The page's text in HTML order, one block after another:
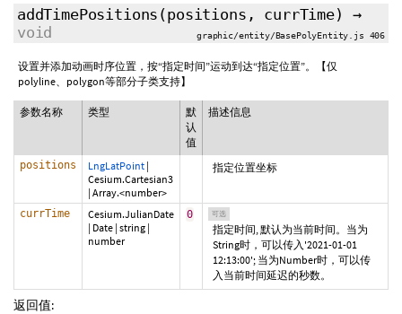
addTimePositions (positions, currTime)
→
void
graphic/entity/BasePolyEntity.js 406
设置并添加动画时序位置，按“指定时间”运动到达“指定位置”。【仅
polyline、polygon等部分子类支持】
参数名称 类型
默
认
值
描述信息
positions LngLatPoint |
Cesium.Cartesian3
| Array.<number>
指定位置坐标
currTime
Cesium.JulianDate
| Date | string |
number
0 可选
指定时间, 默认为当前时间。当为
String时，可以传入'2021-01-01
12:13:00'; 当为Number时，可以传
入当前时间延迟的秒数。
返回值: